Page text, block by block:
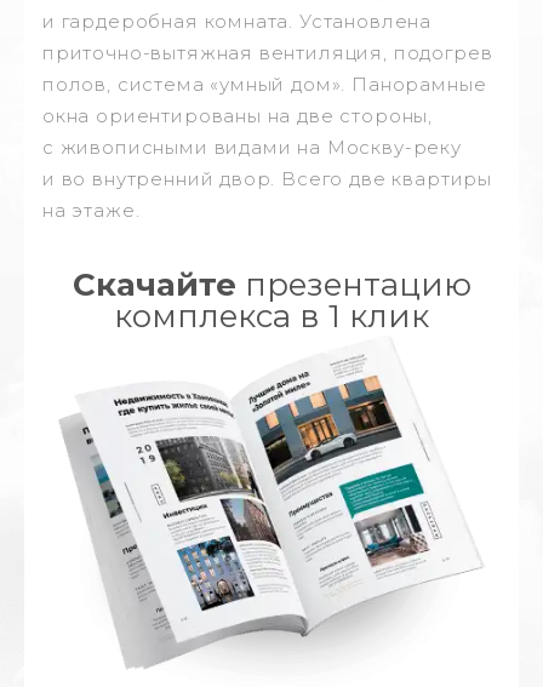
и гардеробная комната. Установлена
приточно-вытяжная вентиляция, подогрев
полов, система «умный дом». Панорамные
окна ориентированы на две стороны,
с живописными видами на Москву-реку
и во внутренний двор. Всего две квартиры
на этаже.
Скачайте презентацию
комплекса в 1 клик